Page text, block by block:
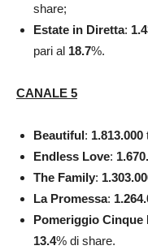
share;
Estate in Diretta:
pari al 18.7%.
CANALE 5
Beautiful: 1.813.000
Endless Love:
The Family:
La Promessa:
Pomeriggio Cinque
13.4% di share.